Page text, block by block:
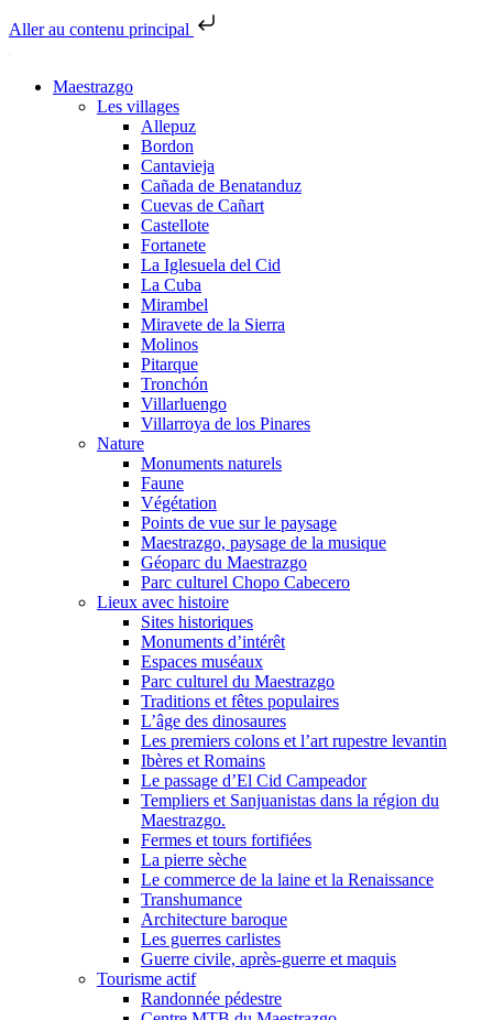
Aller au contenu principal
Maestrazgo
Les villages
Allepuz
Bordon
Cantavieja
Cañada de Benatanduz
Cuevas de Cañart
Castellote
Fortanete
La Iglesuela del Cid
La Cuba
Mirambel
Miravete de la Sierra
Molinos
Pitarque
Tronchón
Villarluengo
Villarroya de los Pinares
Nature
Monuments naturels
Faune
Végétation
Points de vue sur le paysage
Maestrazgo, paysage de la musique
Géoparc du Maestrazgo
Parc culturel Chopo Cabecero
Lieux avec histoire
Sites historiques
Monuments d’intérêt
Espaces muséaux
Parc culturel du Maestrazgo
Traditions et fêtes populaires
L’âge des dinosaures
Les premiers colons et l’art rupestre levantin
Ibères et Romains
Le passage d’El Cid Campeador
Templiers et Sanjuanistas dans la région du
Maestrazgo.
Fermes et tours fortifiées
La pierre sèche
Le commerce de la laine et la Renaissance
Transhumance
Architecture baroque
Les guerres carlistes
Guerre civile, après-guerre et maquis
Tourisme actif
Randonnée pédestre